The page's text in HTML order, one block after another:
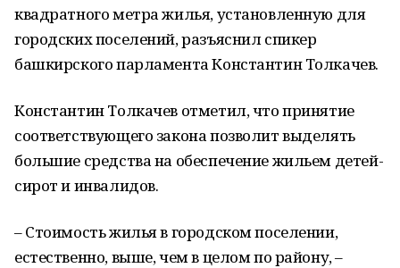
квадратного метра жилья, установленную для
городских поселений, разъяснил спикер
башкирского парламента Константин Толкачев.
Константин Толкачев отметил, что принятие
соответствующего закона позволит выделять
большие средства на обеспечение жильем детей-
сирот и инвалидов.
– Стоимость жилья в городском поселении,
естественно, выше, чем в целом по району, –